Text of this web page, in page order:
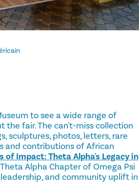
to see a wide range of
the fair. The can't-miss collection
sculptures, photos, letters, rare
and contributions of African
of Impact: Theta Alpha's Legacy in
Alpha Chapter of Omega Psi
and community uplift in